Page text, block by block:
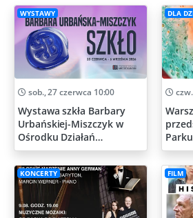
WYSTAWY
sob., 27 czerwca 10:00
Wystawa szkła Barbary
Urbańskiej-Miszczyk w
Ośrodku Działań
Artystycznych
DLA
KONCERTY FILM